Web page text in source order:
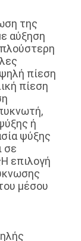
της
αύξηση
πίεση
πίεση
ή
ψύξης
σε
επιλογή
μέσου